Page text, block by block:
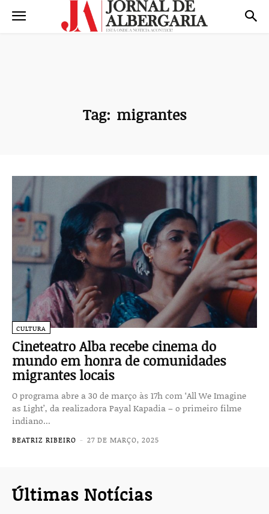
Tag: migrantes
CULTURA
Cineteatro Alba recebe cinema do
mundo em honra de comunidades
migrantes locais
O programa abre a 30 de março às 17h com ‘All We Imagine
as Light’, da realizadora Payal Kapadia – o primeiro filme
indiano...
BEATRIZ RIBEIRO - 27 DE MARÇO, 2025
Últimas Notícias